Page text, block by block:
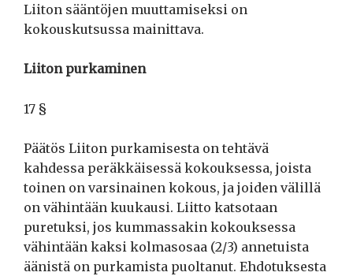
Liiton sääntöjen muuttamiseksi on
kokouskutsussa mainittava.
Liiton purkaminen
17 §
Päätös Liiton purkamisesta on tehtävä
kahdessa peräkkäisessä kokouksessa, joista
toinen on varsinainen kokous, ja joiden välillä
on vähintään kuukausi. Liitto katsotaan
puretuksi, jos kummassakin kokouksessa
vähintään kaksi kolmasosaa (2/3) annetuista
äänistä on purkamista puoltanut. Ehdotuksesta